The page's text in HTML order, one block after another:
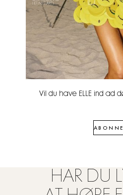
Vil du have ELLE ind ad
HAR DU